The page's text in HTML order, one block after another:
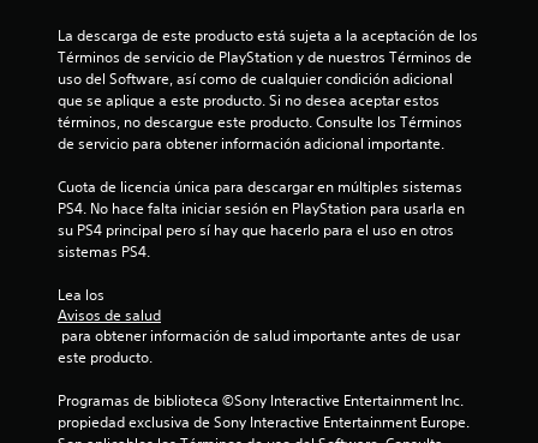
La descarga de este producto está sujeta a la aceptación de los
Términos de servicio de PlayStation y de nuestros Términos de
uso del Software, así como de cualquier condición adicional
que se aplique a este producto. Si no desea aceptar estos
términos, no descargue este producto. Consulte los Términos
de servicio para obtener información adicional importante.
Cuota de licencia única para descargar en múltiples sistemas
PS4. No hace falta iniciar sesión en PlayStation para usarla en
su PS4 principal pero sí hay que hacerlo para el uso en otros
sistemas PS4.
Lea los
Avisos de salud
este producto.
Programas de biblioteca ©Sony Interactive Entertainment Inc.
propiedad exclusiva de Sony Interactive Entertainment Europe.